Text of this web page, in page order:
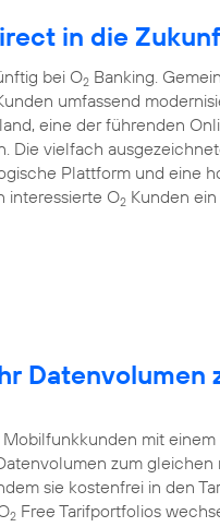
in die
bei O2 Banking.
umfassend
eine der führenden
Die vielfach
Plattform und eine
interessierte O2 Kunden
Datenvolumen
mit einem
zum gleichen
sie kostenfrei in den
2 Free Tarifportfolios